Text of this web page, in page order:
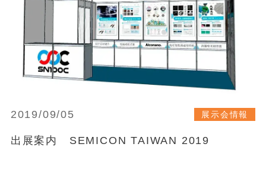
2019/09/05 展示会情報
出展案内 SEMICON TAIWAN 2019